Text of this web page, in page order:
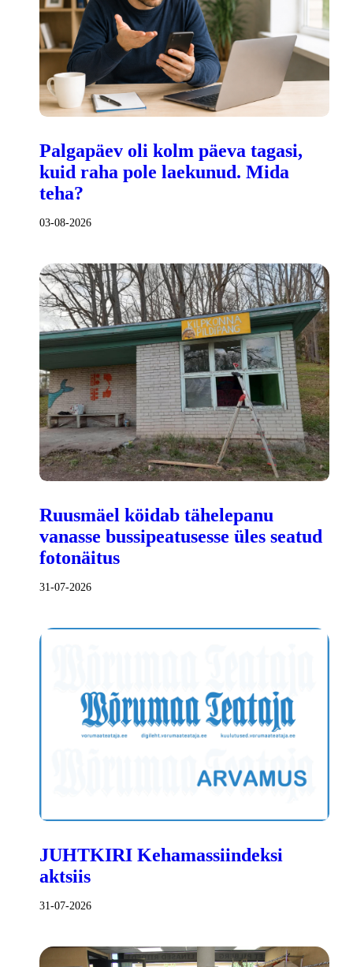
Palgapäev oli kolm päeva tagasi,
kuid raha pole laekunud. Mida
teha?
03-08-2026
Ruusmäel köidab tähelepanu
vanasse bussipeatusesse üles seatud
fotonäitus
31-07-2026
JUHTKIRI Kehamassiindeksi
aktsiis
31-07-2026